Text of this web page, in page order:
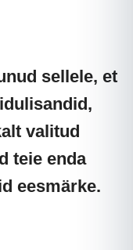
sellele, et
valitud
teie enda
eesmärke.